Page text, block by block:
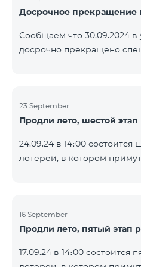
помощью генератора
YouTube. Подробнее:
https://
Досрочное прекращение
Сообщаем что 30.09.2024 в
досрочно прекращено
9900. Вайк Чаренцаван
23 September
Продли лето, шестой
24.09.24 в 14։00
лотереи, в котором
Выигравшие номера
помощью генератора
YouTube. Подробнее:
16 September
Продли лето, пятый этап
17.09.24 в 14։00 состоится